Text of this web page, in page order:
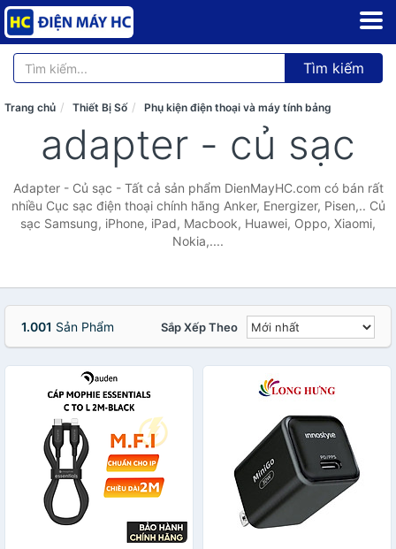
Tìm kiếm
Trang chủ Thiết Bị Số Phụ kiện điện thoại và máy tính bảng
adapter - củ sạc
Adapter - Củ sạc - Tất cả sản phẩm DienMayHC.com có bán rất
nhiều Cục sạc điện thoại chính hãng Anker, Energizer, Pisen,.. Củ
sạc Samsung, iPhone, iPad, Macbook, Huawei, Oppo, Xiaomi,
Nokia,....
1.001 Sản Phẩm Sắp Xếp Theo